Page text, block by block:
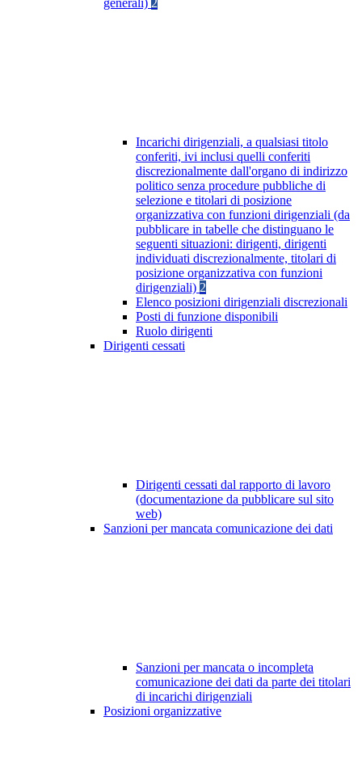
generali) 2
Incarichi dirigenziali, a qualsiasi titolo
conferiti, ivi inclusi quelli conferiti
discrezionalmente dall'organo di indirizzo
politico senza procedure pubbliche di
selezione e titolari di posizione
organizzativa con funzioni dirigenziali (da
pubblicare in tabelle che distinguano le
seguenti situazioni: dirigenti, dirigenti
individuati discrezionalmente, titolari di
posizione organizzativa con funzioni
dirigenziali) 2
Elenco posizioni dirigenziali discrezionali
Posti di funzione disponibili
Ruolo dirigenti
Dirigenti cessati
Dirigenti cessati dal rapporto di lavoro
(documentazione da pubblicare sul sito
web)
Sanzioni per mancata comunicazione dei dati
Sanzioni per mancata o incompleta
comunicazione dei dati da parte dei titolari
di incarichi dirigenziali
Posizioni organizzative